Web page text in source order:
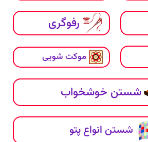
رفوگری
موکت شویی
شستن خوشخواب
شستن انواع پتو